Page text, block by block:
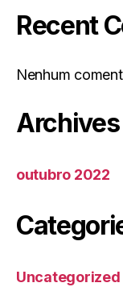
Recent
Nenhum
Archives
outubro 2022
Uncategorized